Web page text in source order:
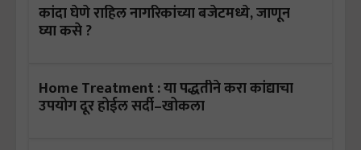
कांदा घेणे राहिल नागरिकांच्या बजेटमध्ये, जाणून
घ्या कसे ?
Home Treatment : या पद्धतीने करा कांद्याचा
उपयोग दूर होईल सर्दी–खोकला